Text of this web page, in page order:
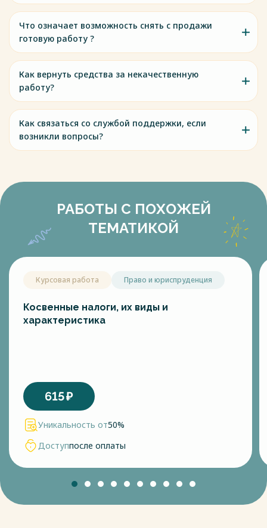
Весь текст будет доступен
Что означает возможность снять с продажи
готовую работу ?
Как вернуть средства за некачественную
работу?
Как связаться со службой поддержки, если
возникли вопросы?
РАБОТЫ С ПОХОЖЕЙ
ТЕМАТИКОЙ
Курсовая работа Право и юриспруденция
Косвенные налоги, их виды и
характеристика
615₽
Уникальность от50%
Доступпосле оплаты